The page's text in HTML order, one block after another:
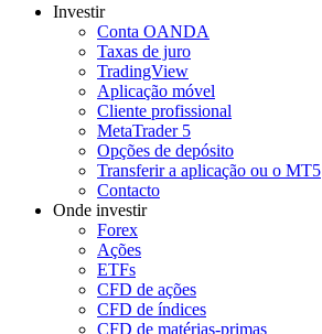
Investir
Conta OANDA
Taxas de juro
TradingView
Aplicação móvel
Cliente profissional
MetaTrader 5
Opções de depósito
Transferir a aplicação ou o MT5
Contacto
Onde investir
Forex
Ações
ETFs
CFD de ações
CFD de índices
CFD de matérias-primas